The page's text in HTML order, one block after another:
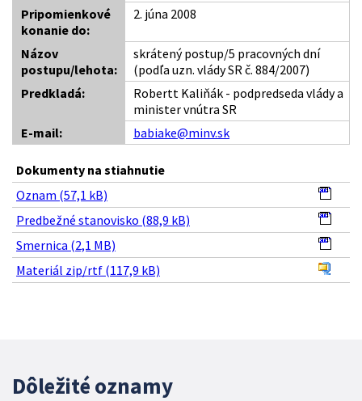
Pripomienkové
konanie do:
2. júna 2008
Názov
postupu/lehota:
skrátený postup/5 pracovných dní
(podľa uzn. vlády SR č. 884/2007)
Predkladá:
Robertt Kaliňák - podpredseda vlády a
minister vnútra SR
E-mail:
babiake@minv.sk
Dokumenty na stiahnutie
Oznam (57,1 kB)
Predbežné stanovisko (88,9 kB)
Smernica (2,1 MB)
Materiál zip/rtf (117,9 kB)
Dôležité oznamy